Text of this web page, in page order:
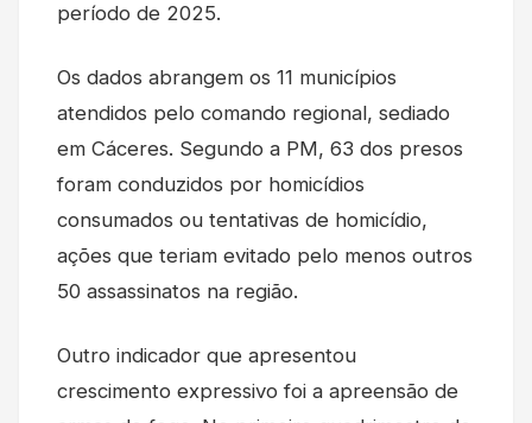
período de 2025.
Os dados abrangem os 11 municípios
atendidos pelo comando regional, sediado
em Cáceres. Segundo a PM, 63 dos presos
foram conduzidos por homicídios
consumados ou tentativas de homicídio,
ações que teriam evitado pelo menos outros
50 assassinatos na região.
Outro indicador que apresentou
crescimento expressivo foi a apreensão de